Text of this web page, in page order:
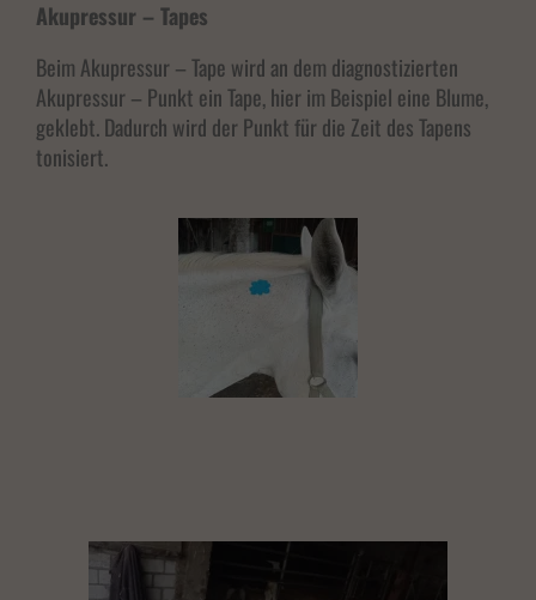
Akupressur – Tapes
Beim Akupressur – Tape wird an dem diagnostizierten
Akupressur – Punkt ein Tape, hier im Beispiel eine Blume,
geklebt. Dadurch wird der Punkt für die Zeit des Tapens
tonisiert.